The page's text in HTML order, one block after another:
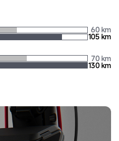
60 km
105 km
70 km
130 km